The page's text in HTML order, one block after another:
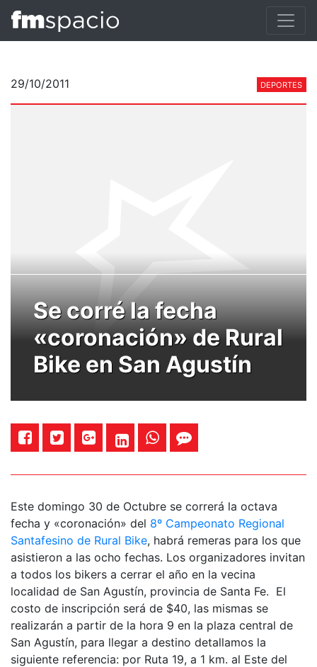
29/10/2011 DEPORTES
Se corré la fecha
«coronación» de Rural
Bike en San Agustín
Este domingo 30 de Octubre se correrá la octava
fecha y «coronación» del 8º Campeonato Regional
Santafesino de Rural Bike, habrá remeras para los que
asistieron a las ocho fechas. Los organizadores invitan
a todos los bikers a cerrar el año en la vecina
localidad de San Agustín, provincia de Santa Fe. El
costo de inscripción será de $40, las mismas se
realizarán a partir de la hora 9 en la plaza central de
San Agustín, para llegar a destino detallamos la
siguiente referencia: por Ruta 19, a 1 km. al Este del